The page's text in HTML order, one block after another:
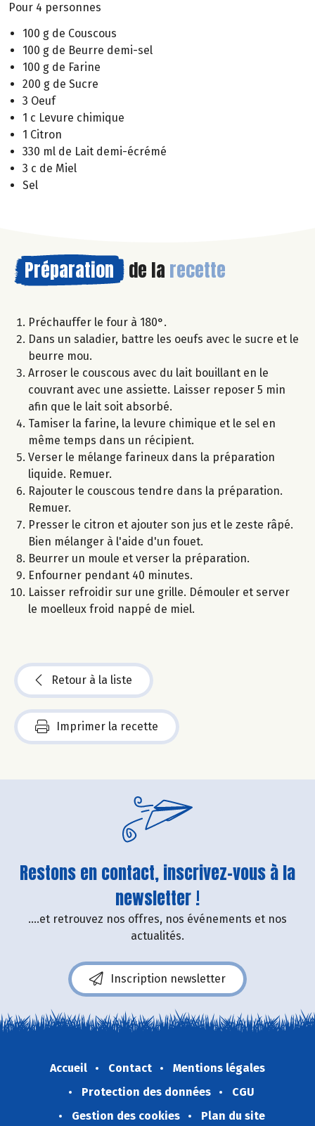
Pour 4 personnes
100 g de Couscous
100 g de Beurre demi-sel
100 g de Farine
200 g de Sucre
3 Oeuf
1 c Levure chimique
1 Citron
330 ml de Lait demi-écrémé
3 c de Miel
Sel
Préparation de la recette
Préchauffer le four à 180°.
Dans un saladier, battre les oeufs avec le sucre et le
beurre mou.
Arroser le couscous avec du lait bouillant en le
couvrant avec une assiette. Laisser reposer 5 min
afin que le lait soit absorbé.
Tamiser la farine, la levure chimique et le sel en
même temps dans un récipient.
Verser le mélange farineux dans la préparation
liquide. Remuer.
Rajouter le couscous tendre dans la préparation.
Remuer.
Presser le citron et ajouter son jus et le zeste râpé.
Bien mélanger à l'aide d'un fouet.
Beurrer un moule et verser la préparation.
Enfourner pendant 40 minutes.
Laisser refroidir sur une grille. Démouler et server
le moelleux froid nappé de miel.
Retour à la liste
Imprimer la recette
Restons en contact, inscrivez-vous à la
newsletter !
....et retrouvez nos offres, nos événements et nos
actualités.
Inscription newsletter
Accueil Contact
Mentions légales
Protection des données
CGU
Gestion des cookies
Plan du site